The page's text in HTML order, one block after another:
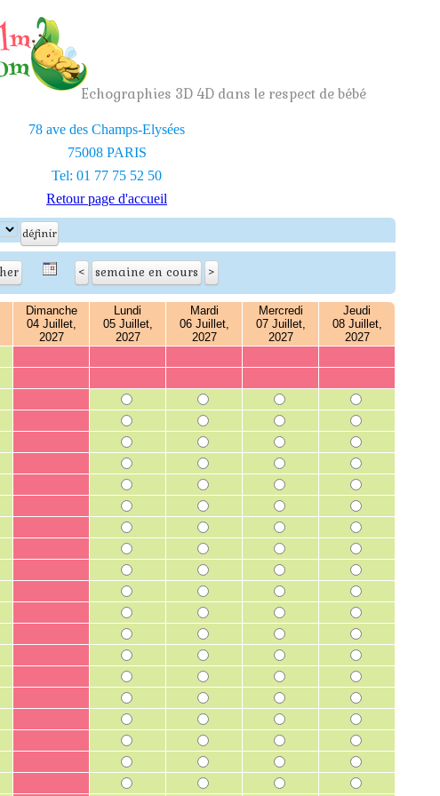
Echographies 3D 4D dans le respect de bébé
78 ave des Champs-Elysées
75008 PARIS
Tel: 01 77 75 52 50
Retour page d'accueil
Dimanche
04 Juillet,
2027
Lundi
05 Juillet,
2027
Mardi
06 Juillet,
2027
Mercredi
07 Juillet,
2027
Jeudi
08 Juillet,
2027